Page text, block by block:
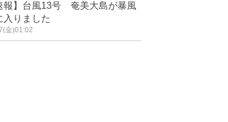
報】台風13号 奄美大島が暴風
入りました
金)01:02